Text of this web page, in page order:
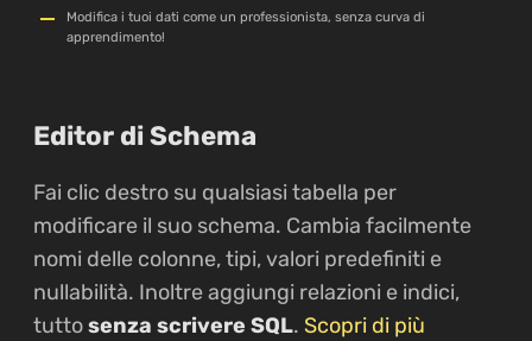
Modifica i tuoi dati come un professionista, senza curva di
apprendimento!
Editor di Schema
Fai clic destro su qualsiasi tabella per
modificare il suo schema. Cambia facilmente
nomi delle colonne, tipi, valori predefiniti e
nullabilità. Inoltre aggiungi relazioni e indici,
tuttosenza scrivere SQL. Scopri di più